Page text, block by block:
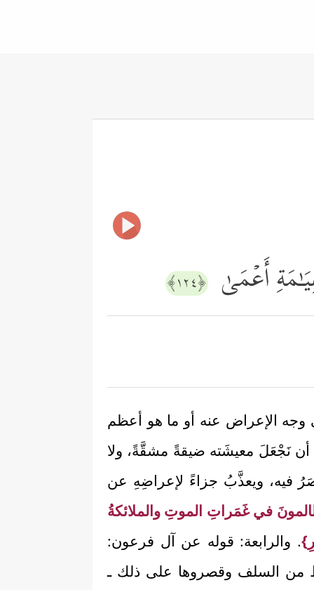
أَعۡمَىٰ ﴿١٢٤﴾
وجه الإعراض عنه أو ما هو أعظم
أن نَجْعَلَ معيشَته ضيقةً مشقَّةً، ولا
فيه، ويعذَّبُ جزاءً لإعراضِهِ عن
في غَمَراتِ الموتِ والملائكةُ
. والرابعة: قوله عن آل فرعون:
من السلف وقصروها على ذلك ـ